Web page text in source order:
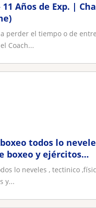
Años de Exp. |
perder el tiempo o de
Coach...
todos lo
boxeo y ejércitos
edades y sexo con
en argentina
lo neveles , tectinico
y...